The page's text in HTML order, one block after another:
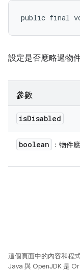
public final
設定是否應略過物
參數
isDisabled
boolean ：物件
這個頁面中的內容和程
Java 與 OpenJDK 是